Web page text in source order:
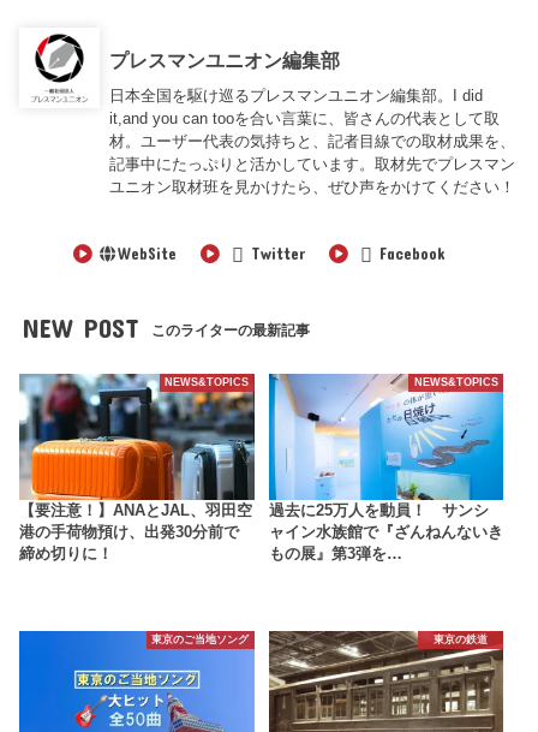
プレスマンユニオン編集部
日本全国を駆け巡るプレスマンユニオン編集部。I did
it,and you can tooを合い言葉に、皆さんの代表として取
材。ユーザー代表の気持ちと、記者目線での取材成果を、
記事中にたっぷりと活かしています。取材先でプレスマン
ユニオン取材班を見かけたら、ぜひ声をかけてください！
WebSite Twitter Facebook
NEW POST このライターの最新記事
NEWS&TOPICS
【要注意！】ANAとJAL、羽田空
港の手荷物預け、出発30分前で
締め切りに！
NEWS&TOPICS
過去に25万人を動員！ サンシ
ャイン水族館で『ざんねんないき
もの展』第3弾を…
東京のご当地ソング 東京の鉄道